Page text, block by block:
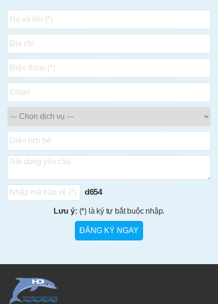
d654
Lưu ý: (*) là ký tự bắt buộc nhập.